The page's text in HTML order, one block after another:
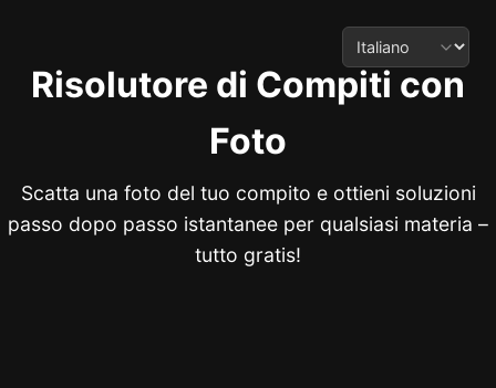
Risolutore di Compiti con
Foto
Scatta una foto del tuo compito e ottieni soluzioni
passo dopo passo istantanee per qualsiasi materia –
tutto gratis!